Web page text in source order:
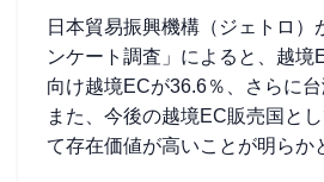
日本貿易振興機構（ジェトロ
ンケート調査」によると、越
向け越境ECが36.6％、さらに
また、今後の越境EC販売国と
て存在価値が高いことが明らか